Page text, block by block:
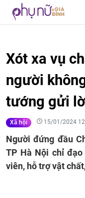
Xót xa vụ
người
tướng gửi
Xã hội 15/01/2024
Người đứng đầu
TP Hà Nội chỉ
viên, hỗ trợ vật